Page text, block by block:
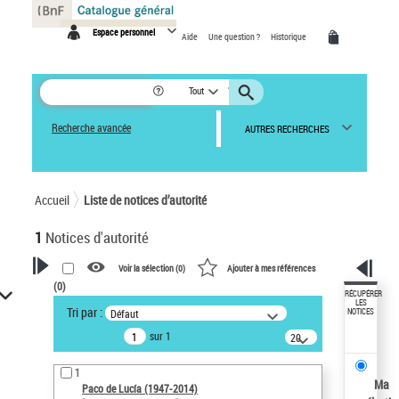
Espace personnel Aide Une question ? Historique
Tout
Recherche avancée AUTRES RECHERCHES
Accueil Liste de notices d’autorité
1 Notices d'autorité
VOTRE RECHERCHE
Recherche avancée dans les
notices d’autorité
Œuvres liées à l'auteur :
Paco de Lucía (1947-2014)
Voir la sélection (0) Ajouter à mes références
(0)
Tri par : Défaut
sur 1
20
résultats/page
1
Paco de Lucía (1947-2014)
RÉCUPÉRER
LES
NOTICES
Ma
Panneau de gestion des cookies